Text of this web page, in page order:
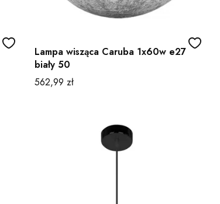
Lampa wisząca Caruba 1x60w e27
biały 50
Cena
562,99 zł